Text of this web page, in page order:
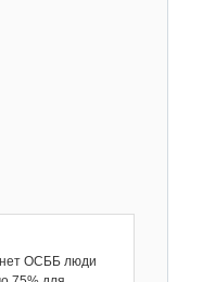
нет ОСББ люди